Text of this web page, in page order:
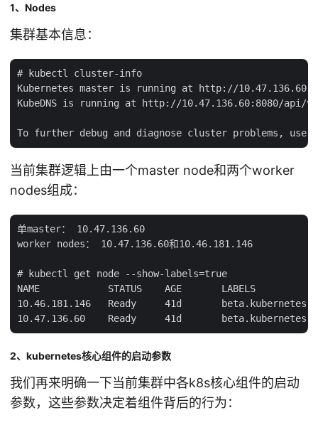
1、Nodes
集群基本信息：
# kubectl cluster-info
Kubernetes master is running at http://
KubeDNS is running at http://10.47.136.60:8080/api/
当前集群逻辑上由一个master node和两个worker
nodes组成：
单master： 10.47.136.60
worker nodes： 10.47.136.60和10.46.181.146
# kubectl get node --show-labels=true
NAME            STATUS    AGE       LABELS
10.46.181.146   Ready     41d
2、kubernetes核心组件的启动参数
我们再来明确一下当前集群中各k8s核心组件的启动
参数，这些参数决定着组件背后的行为：